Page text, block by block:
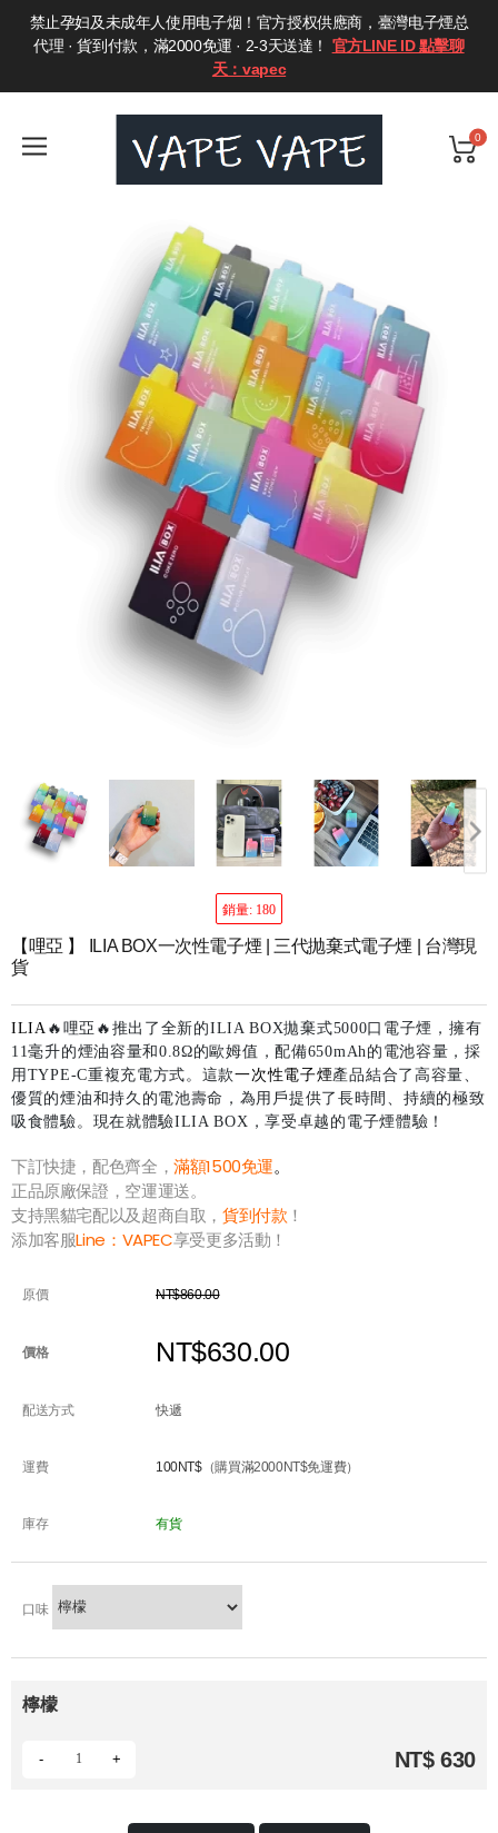
禁止孕妇及未成年人使用电子烟！官方授权供應商，臺灣电子煙总
代理 · 貨到付款，滿2000免運 · 2-3天送達！ 官方LINE ID 點擊聊
天：vapec
0
銷量: 180
【哩亞 】 ILIA BOX一次性電子煙 | 三代抛棄式電子煙 | 台灣現
貨
ILIA 🔥哩亞🔥推出了全新的ILIA BOX拋棄式5000口電子煙，擁有
11毫升的煙油容量和0.8Ω的歐姆值，配備650mAh的電池容量，採
用TYPE-C重複充電方式。這款一次性電子煙產品結合了高容量、
優質的煙油和持久的電池壽命，為用戶提供了長時間、持續的極致
吸食體驗。現在就體驗ILIA BOX，享受卓越的電子煙體驗！
下訂快捷，配色齊全，滿額1500免運。
正品原廠保證，空運運送。
支持黑貓宅配以及超商自取，貨到付款 ！
添加客服Line： VAPEC享受更多活動！
原價 NT$860.00
價格 NT$630.00
配送方式 快遞
運費 100NT$（購買滿2000NT$免運費）
庫存 有貨
口味
檸檬
- + NT$ 630